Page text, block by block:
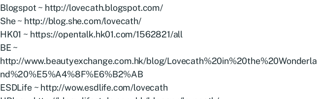
Blogspot ~ http://lovecath.blogspot.com/
She ~ http://blog.she.com/lovecath/
HK01 ~ https://opentalk.hk01.com/1562821/all
BE ~
http://www.beautyexchange.com.hk/blog/Lovecath%20in%20the%20Wonderla
nd%20%E5%A4%8F%E6%B2%AB
ESDLife ~ http://wow.esdlife.com/lovecath